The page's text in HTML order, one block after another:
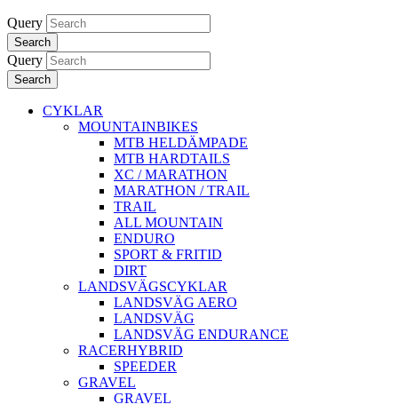
Query
Search
Query
Search
CYKLAR
MOUNTAINBIKES
MTB HELDÄMPADE
MTB HARDTAILS
XC / MARATHON
MARATHON / TRAIL
TRAIL
ALL MOUNTAIN
ENDURO
SPORT & FRITID
DIRT
LANDSVÄGSCYKLAR
LANDSVÄG AERO
LANDSVÄG
LANDSVÄG ENDURANCE
RACERHYBRID
SPEEDER
GRAVEL
GRAVEL